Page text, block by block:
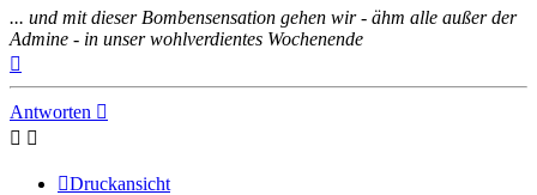
... und mit dieser Bombensensation gehen wir - ähm alle außer der
Admine - in unser wohlverdientes Wochenende
Antworten
Druckansicht